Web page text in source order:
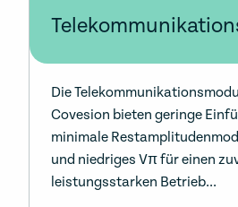
Die
Covesion bieten geringe
minimale
und niedriges Vπ für einen
leistungsstarken Betrieb...